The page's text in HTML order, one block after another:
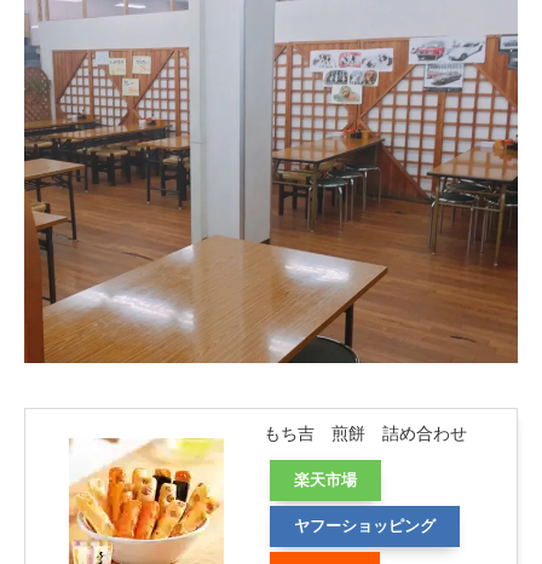
もち吉 煎餅 詰め合わせ
楽天市場
ヤフーショッピング